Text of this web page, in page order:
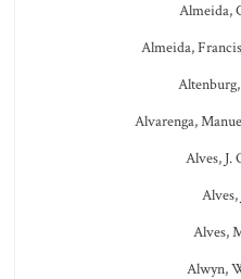
Almeida,
Almeida,
Alvarenga,
Alves, J.
Alves,
Alves,
Alwyn,